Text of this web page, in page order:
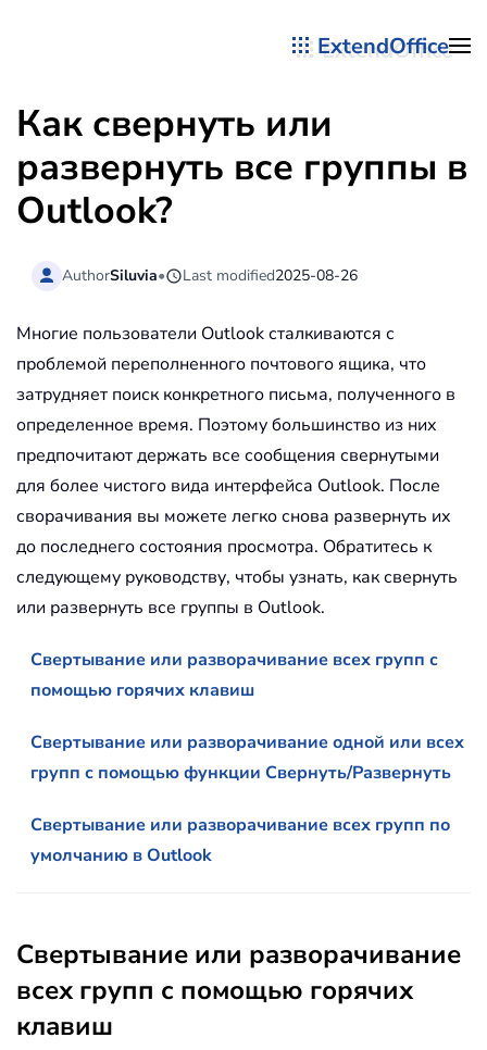
ExtendOffice
Как свернуть или
развернуть все группы в
Outlook?
AuthorSiluvia• Last modified2025-08-26
Многие пользователи Outlook сталкиваются с
проблемой переполненного почтового ящика, что
затрудняет поиск конкретного письма, полученного в
определенное время. Поэтому большинство из них
предпочитают держать все сообщения свернутыми
для более чистого вида интерфейса Outlook. После
сворачивания вы можете легко снова развернуть их
до последнего состояния просмотра. Обратитесь к
следующему руководству, чтобы узнать, как свернуть
или развернуть все группы в Outlook.
Свертывание или разворачивание всех групп с
помощью горячих клавиш
Свертывание или разворачивание одной или всех
групп с помощью функции Свернуть/Развернуть
Свертывание или разворачивание всех групп по
умолчанию в Outlook
Свертывание или разворачивание
всех групп с помощью горячих
клавиш